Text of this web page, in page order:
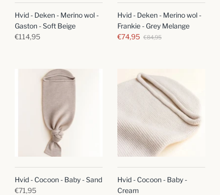
Hvid - Deken - Merino wol -
Gaston - Soft Beige
€114,95
Hvid - Deken - Merino wol -
Frankie - Grey Melange
€74,95 €84,95
Hvid - Cocoon - Baby - Sand
€71,95
Hvid - Cocoon - Baby -
Cream